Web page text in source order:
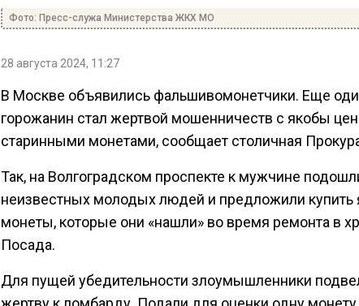
Фото: Пресс-служа Министерства ЖКХ МО
28 августа 2024, 11:27
В Москве объявились фальшивомонетчики. Еще
горожанин стал жертвой мошенничеств с якобы
старинными монетами, сообщает столичная
Так, на Волгоградском проспекте к мужчине
неизвестных молодых людей и предложили купить
монеты, которые они «нашли» во время ремонта в
Посада.
Для пущей убедительности злоумышленники